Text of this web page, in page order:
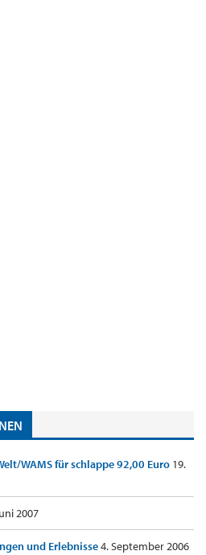
WAMS für schlappe 92,00 Euro 19.
2007
und Erlebnisse4. September 2006